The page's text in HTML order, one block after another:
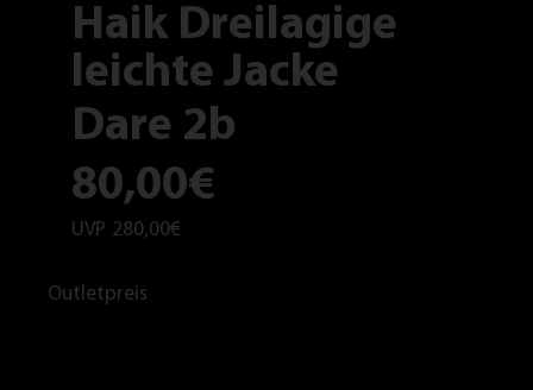
Haik Dreilagige
leichte Jacke
Dare 2b
80,00€
UVP 280,00€
Outletpreis